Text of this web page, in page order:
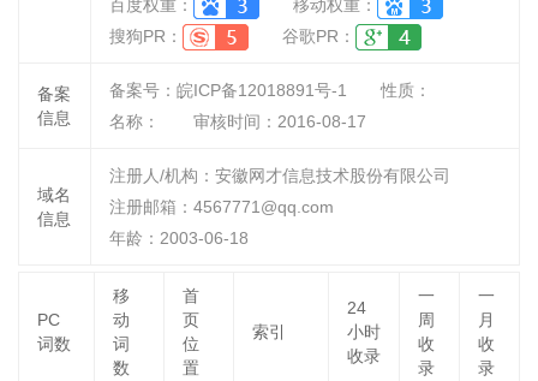
百度权重：
移动权重：
搜狗PR：
谷歌PR：
备案
信息
备案号：皖ICP备12018891号-1
性质：
名称：
审核时间： 2016-08-17
域名
信息
注册人/机构：安徽网才信息技术股份有限公司
注册邮箱：4567771@qq.com
年龄：2003-06-18
PC
词数
移
动
词
数
首
页
位
置
索引
24
小时
收录
一
周
收
录
一
月
收
录